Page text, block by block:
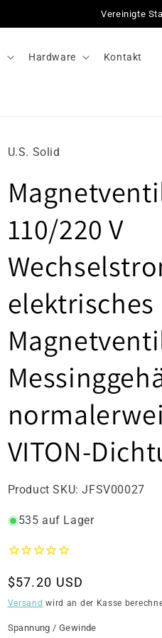
a
i
o
n
Hardware Kontakt
U.S. Solid
110/220 V
elektrisches
VITON-
Artikelnummer:
Product SKU:JFSV00027
535 auf Lager
Regulärer
Preis
$57.20 USD
Versand wird an der Kasse
Spannung / Gewinde